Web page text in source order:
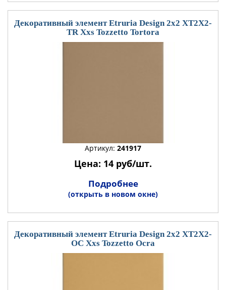
Декоративный элемент Etruria Design 2x2 XT2X2-
TR Xxs Tozzetto Tortora
Артикул: 241917
Цена: 14 руб/шт.
Подробнее
(открыть в новом окне)
Декоративный элемент Etruria Design 2x2 XT2X2-
OC Xxs Tozzetto Ocra